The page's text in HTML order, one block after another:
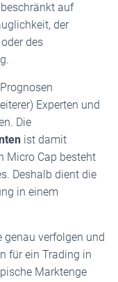
auf
der
des
Experten und
Die
ist damit
Micro Cap besteht
Deshalb dient die
in einem
genau verfolgen und
für ein Trading in
Marktenge